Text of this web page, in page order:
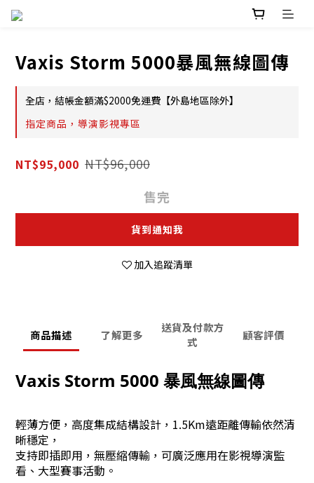
Vaxis Storm 5000暴風無線圖傳
全店，結帳金額滿$2000免運費【外島地區除外】
指定商品，導演影視專區
NT$95,000 NT$96,000
售完
貨到通知我
加入追蹤清單
商品描述 了解更多
送貨及付款方
式
顧客評價
Vaxis Storm 5000 暴風無線圖傳
輕薄方便，高度集成結構設計，1.5Km遠距離傳輸依然清
晰穩定，
支持即插即用， 無壓縮傳輸，可廣泛應用在影視導演監
看、大型賽事活動。